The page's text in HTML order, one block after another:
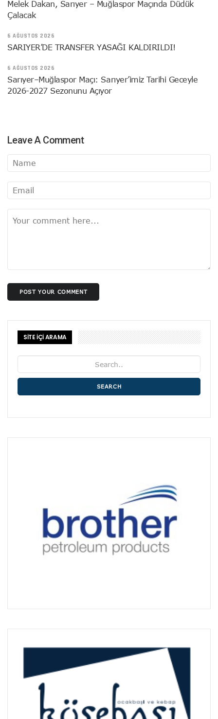
Melek Dakan, Sarıyer – Muğlaspor Maçında Düdük
Çalacak
6 AĞUSTOS 2026
SARIYER’DE TRANSFER YASAĞI KALDIRILDI!
6 AĞUSTOS 2026
Sarıyer–Muğlaspor Maçı: Sarıyer’imiz Tarihi Geceyle
2026-2027 Sezonunu Açıyor
Leave A Comment
POST YOUR COMMENT
SİTE İÇİ ARAMA
SEARCH